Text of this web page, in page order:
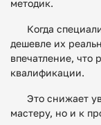
методик.
Когда
дешевле их
впечатление, что
квалификации.
Это снижает
мастеру, но и к